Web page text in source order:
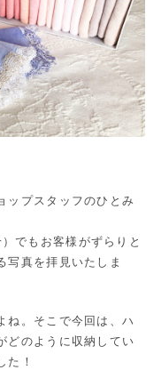
ップスタッフのひとみ
でもお客様がずらりと
写真を拝見いたしま
ね。そこで今回は、ハ
どのように収納してい
た！